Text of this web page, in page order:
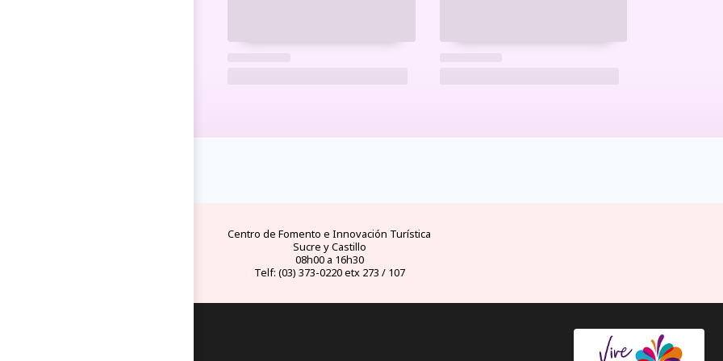
Centro de Fomento e Innovación Turística
Sucre y Castillo
08h00 a 16h30
Telf: (03) 373-0220 etx 273 / 107